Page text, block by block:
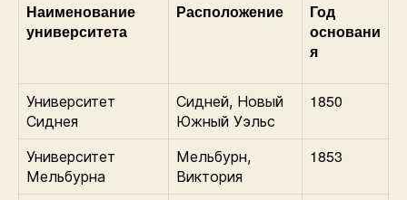
Наименование
университета
Расположение
Год
основани
я
Университет
Сиднея
Сидней, Новый
Южный Уэльс
1850
Университет
Мельбурна
Мельбурн,
Виктория
1853